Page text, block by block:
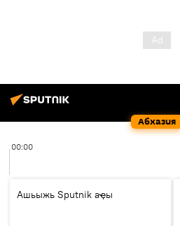
Абхазия
00:00
Ашьыжь Sputnik аҿы